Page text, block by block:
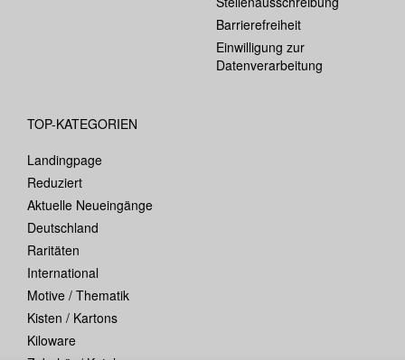
Barrierefreiheit
Einwilligung zur
Datenverarbeitung
TOP-KATEGORIEN
Landingpage
Reduziert
Aktuelle Neueingänge
Deutschland
Raritäten
International
Motive / Thematik
Kisten / Kartons
Kiloware